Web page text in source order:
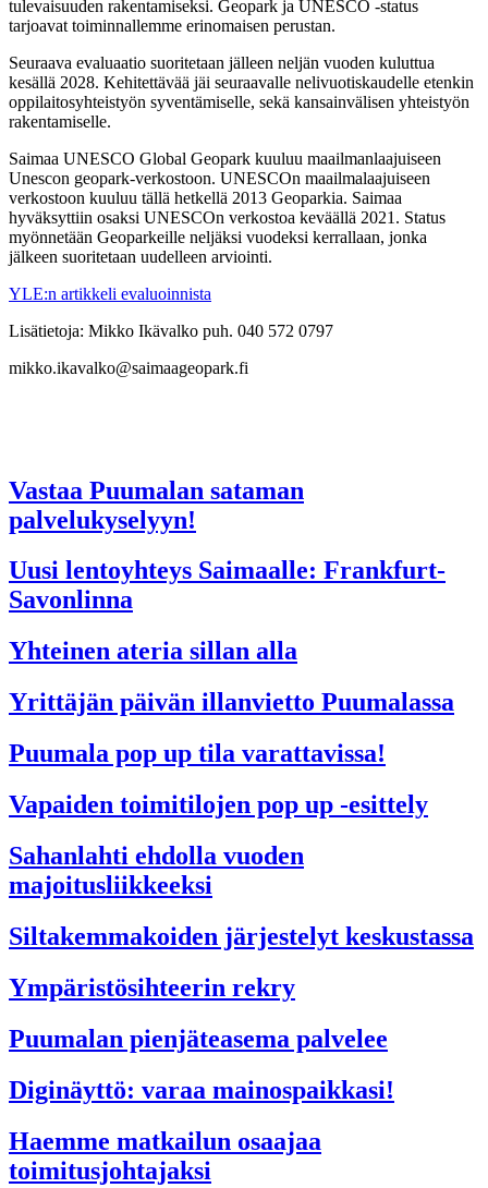
tulevaisuuden rakentamiseksi. Geopark ja UNESCO -status
tarjoavat toiminnallemme erinomaisen perustan.
Seuraava evaluaatio suoritetaan jälleen neljän vuoden kuluttua
kesällä 2028. Kehitettävää jäi seuraavalle nelivuotiskaudelle etenkin
oppilaitosyhteistyön syventämiselle, sekä kansainvälisen yhteistyön
rakentamiselle.
Saimaa UNESCO Global Geopark kuuluu maailmanlaajuiseen
Unescon geopark-verkostoon. UNESCOn maailmalaajuiseen
verkostoon kuuluu tällä hetkellä 2013 Geoparkia. Saimaa
hyväksyttiin osaksi UNESCOn verkostoa keväällä 2021. Status
myönnetään Geoparkeille neljäksi vuodeksi kerrallaan, jonka
jälkeen suoritetaan uudelleen arviointi.
YLE:n artikkeli evaluoinnista
Lisätietoja: Mikko Ikävalko puh. 040 572 0797
mikko.ikavalko@saimaageopark.fi
Vastaa Puumalan sataman
palvelukyselyyn!
Uusi lentoyhteys Saimaalle: Frankfurt-
Savonlinna
Yhteinen ateria sillan alla
Yrittäjän päivän illanvietto Puumalassa
Puumala pop up tila varattavissa!
Vapaiden toimitilojen pop up -esittely
Sahanlahti ehdolla vuoden
majoitusliikkeeksi
Siltakemmakoiden järjestelyt keskustassa
Ympäristösihteerin rekry
Puumalan pienjäteasema palvelee
Diginäyttö: varaa mainospaikkasi!
Haemme matkailun osaajaa
toimitusjohtajaksi